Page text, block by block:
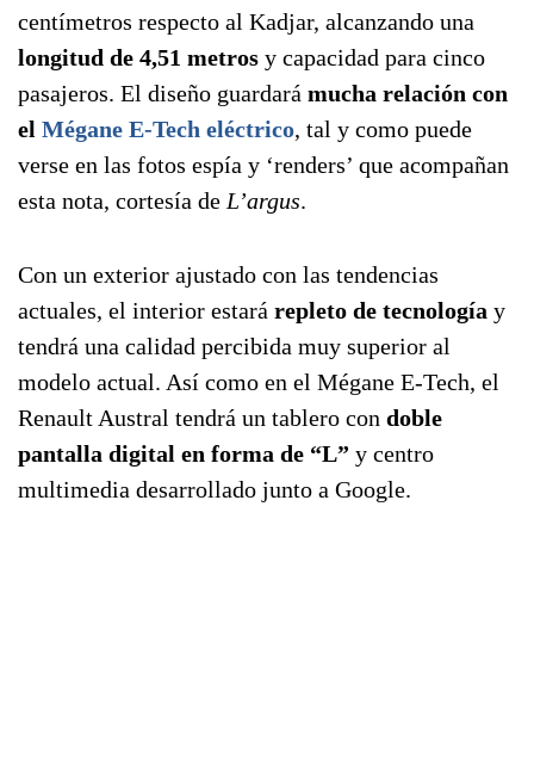
centímetros respecto al Kadjar, alcanzando una
longitud de 4,51 metros y capacidad para cinco
pasajeros. El diseño guardará mucha relación con
el Mégane E-Tech eléctrico, tal y como puede
verse en las fotos espía y ‘renders’ que acompañan
esta nota, cortesía de L’argus.
Con un exterior ajustado con las tendencias
actuales, el interior estará repleto de tecnología y
tendrá una calidad percibida muy superior al
modelo actual. Así como en el Mégane E-Tech, el
Renault Austral tendrá un tablero con doble
pantalla digital en forma de “L” y centro
multimedia desarrollado junto a Google.